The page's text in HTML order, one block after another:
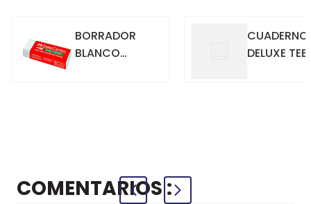
BORRADOR
BLANCO
DELUXE
COMENTARIOS